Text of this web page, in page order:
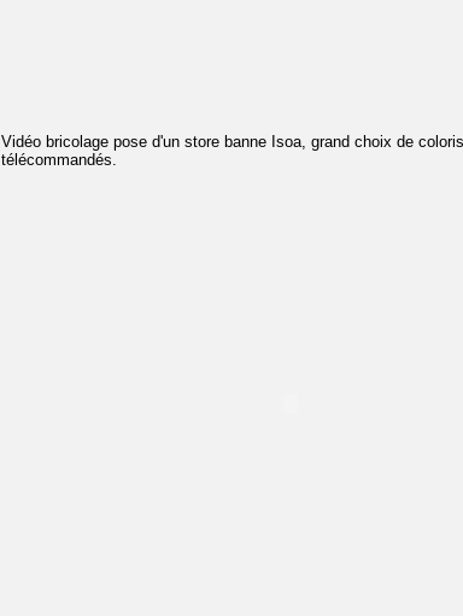
Vidéo bricolage pose d'un store banne Isoa, grand choix de
télécommandés.